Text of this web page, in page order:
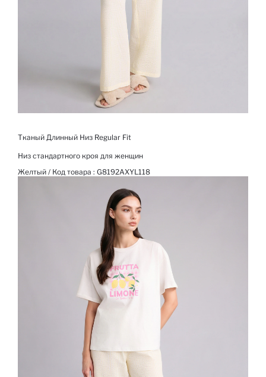
Тканый Длинный Низ Regular Fit
Низ стандартного кроя для женщин
Желтый / Код товара : G8192AXYL118